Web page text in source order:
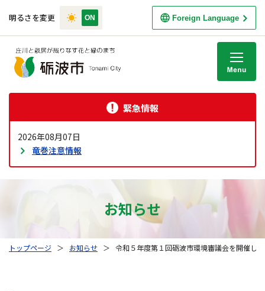
明るさを変更 Foreign Language
緊急情報
2026年08月07日
竜巻注意情報
お知らせ
トップページ ＞ お知らせ ＞ 令和５年度第１回砺波市環境審議会を開催し